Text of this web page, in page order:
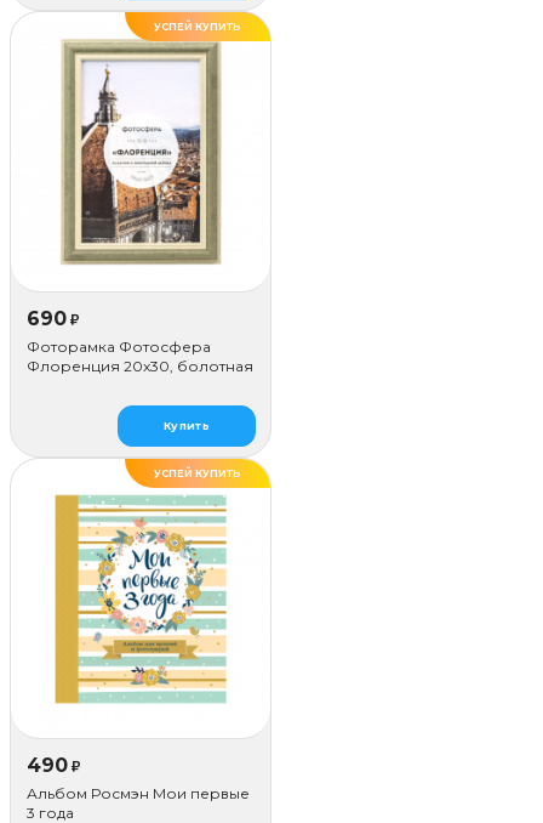
УСПЕЙ КУПИТЬ
ДЕЛАЕМ САМИ
690 ₽
Фоторамка Фотосфера
Флоренция 20x30, болотная
Купить
УСПЕЙ КУПИТЬ
490 ₽
Альбом Росмэн Мои первые
3 года